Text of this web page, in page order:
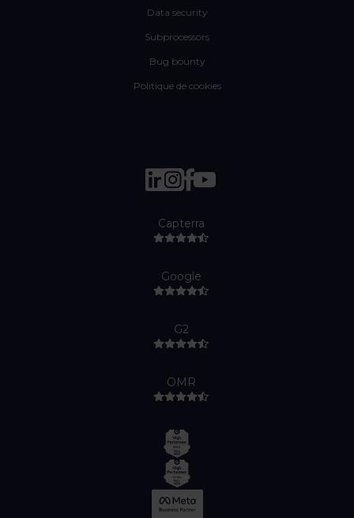
Data security
Subprocessors
Bug bounty
Politique de cookies
Capterra
Google
G2
OMR